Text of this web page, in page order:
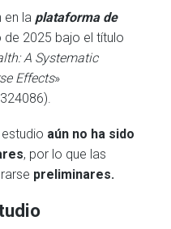
en la plataforma de
2025 bajo el título
A Systematic
Effects»
aún no ha sido
, por lo que las
preliminares.